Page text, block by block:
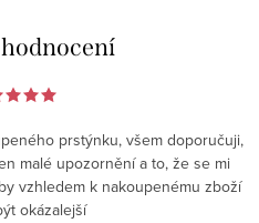
prstýnku, všem doporučuji,
malé upozornění a to, že se mi
vzhledem k nakoupenému zboží
okázalejší